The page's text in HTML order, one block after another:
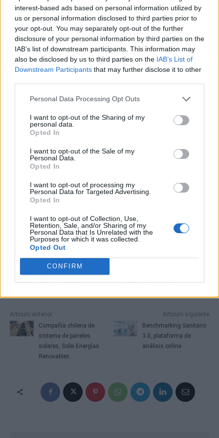
interest-based ads based on personal information utilized by
us or personal information disclosed to third parties prior to
your opt-out. You may separately opt-out of the further
disclosure of your personal information by third parties on the
IAB’s list of downstream participants. This information may
also be disclosed by us to third parties on the IAB’s List of
Downstream Participants that may further disclose it to other
Personal Data Processing Opt Outs
I want to opt-out of the Sharing of my
personal data.
Opted In
I want to opt-out of the Sale of my
Personal Data.
Opted In
I want to opt-out of processing my
Personal Data for Targeted Advertising.
Opted In
I want to opt-out of Collection, Use,
Retention, Sale, and/or Sharing of my
Personal Data that Is Unrelated with the
Purposes for which it was collected.
Opted Out
CONFIRM
Los mecanismos de elevación de camas que
impulsa Bed Lifter, en definitiva, optimizan la
experiencia de hospedaje hotelero y mejoran la
calidad de vida del personal de limpieza.
Artículo anterior
Compañía chilena de
sistema de paneles
solares, Solei Energías
Renovables
Artículo siguiente
Benchmarking Sanitario
3.0, plataforma de
análisis online